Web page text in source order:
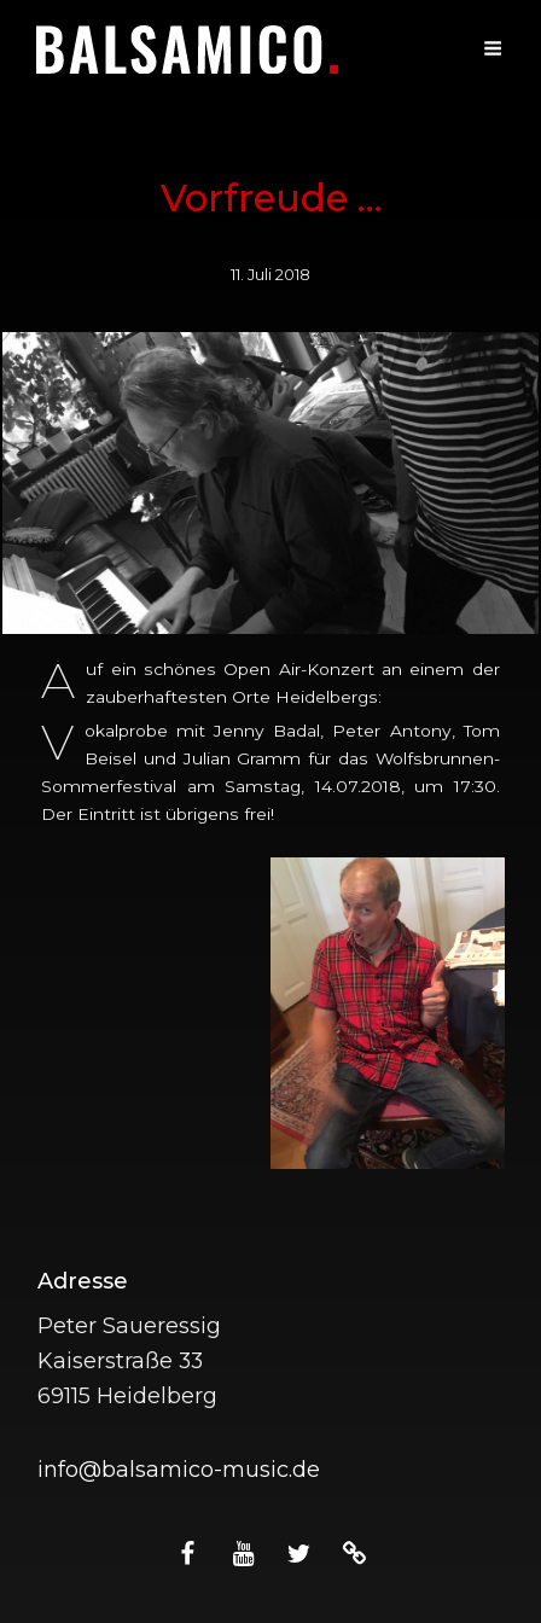
Vorfreude …
11. Juli 2018
A
uf ein schönes Open Air-Konzert an einem der
zauberhaftesten Orte Heidelbergs:
V
okalprobe mit Jenny Badal, Peter Antony, Tom
Beisel und Julian Gramm für das Wolfsbrunnen-
Sommerfestival am Samstag, 14.07.2018, um 17:30.
Der Eintritt ist übrigens frei!
Adresse
Peter Saueressig
Kaiserstraße 33
69115 Heidelberg
info@balsamico-music.de
facebookyoutubetwitterapple